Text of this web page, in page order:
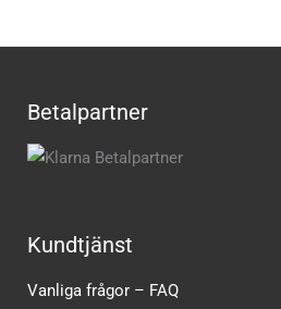
Betalpartner
Kundtjänst
Vanliga frågor – FAQ